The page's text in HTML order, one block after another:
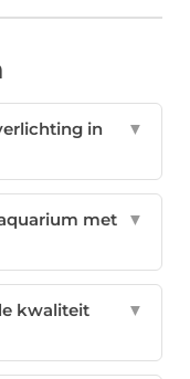
in
▼
met
▼
kwaliteit
▼